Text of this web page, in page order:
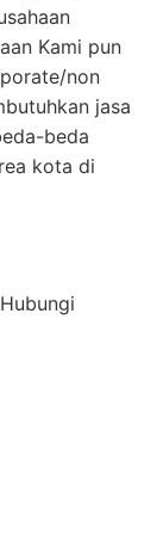
Kami pun
non
jasa
beda
kota di